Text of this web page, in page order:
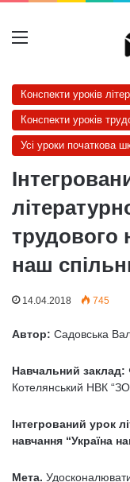
Меню
Конспекти уроків
Конспекти уроків
Усі уроки початкова
трудового
наш
14.04.2018 745
Автор: Садовська
Навчальний заклад:
Котелянський НВК
Інтегрований урок
навчання “Україна
Мета.